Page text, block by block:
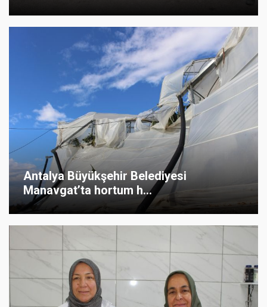
Antalya Büyükşehir Belediyesi
Manavgat’ta hortum h...